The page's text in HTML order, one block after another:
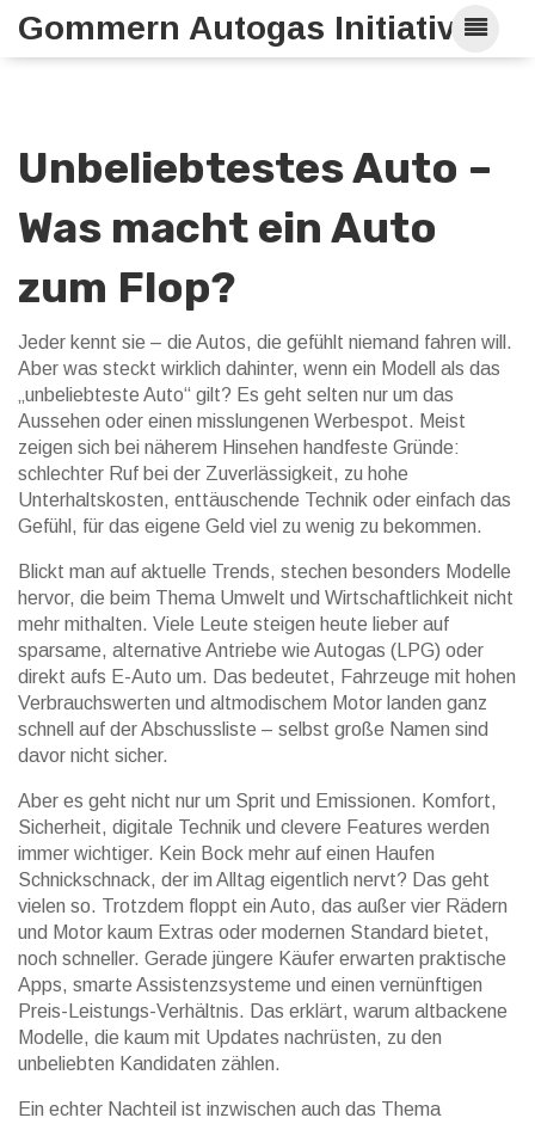
Gommern Autogas Initiative
Unbeliebtestes Auto –
Was macht ein Auto
zum Flop?
Jeder kennt sie – die Autos, die gefühlt niemand fahren will.
Aber was steckt wirklich dahinter, wenn ein Modell als das
„unbeliebteste Auto“ gilt? Es geht selten nur um das
Aussehen oder einen misslungenen Werbespot. Meist
zeigen sich bei näherem Hinsehen handfeste Gründe:
schlechter Ruf bei der Zuverlässigkeit, zu hohe
Unterhaltskosten, enttäuschende Technik oder einfach das
Gefühl, für das eigene Geld viel zu wenig zu bekommen.
Blickt man auf aktuelle Trends, stechen besonders Modelle
hervor, die beim Thema Umwelt und Wirtschaftlichkeit nicht
mehr mithalten. Viele Leute steigen heute lieber auf
sparsame, alternative Antriebe wie Autogas (LPG) oder
direkt aufs E-Auto um. Das bedeutet, Fahrzeuge mit hohen
Verbrauchswerten und altmodischem Motor landen ganz
schnell auf der Abschussliste – selbst große Namen sind
davor nicht sicher.
Aber es geht nicht nur um Sprit und Emissionen. Komfort,
Sicherheit, digitale Technik und clevere Features werden
immer wichtiger. Kein Bock mehr auf einen Haufen
Schnickschnack, der im Alltag eigentlich nervt? Das geht
vielen so. Trotzdem floppt ein Auto, das außer vier Rädern
und Motor kaum Extras oder modernen Standard bietet,
noch schneller. Gerade jüngere Käufer erwarten praktische
Apps, smarte Assistenzsysteme und einen vernünftigen
Preis-Leistungs-Verhältnis. Das erklärt, warum altbackene
Modelle, die kaum mit Updates nachrüsten, zu den
unbeliebten Kandidaten zählen.
Ein echter Nachteil ist inzwischen auch das Thema